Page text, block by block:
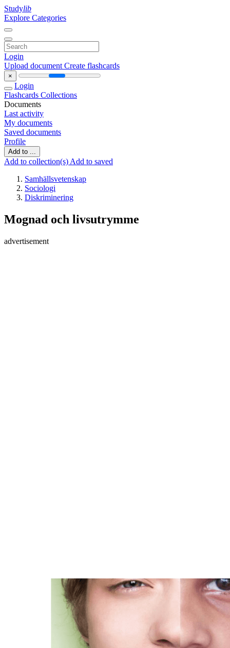
Studylib
Explore Categories
Login
Upload document Create flashcards
×
Login
Flashcards Collections
Documents
Last activity
My documents
Saved documents
Profile
Add to ...
Add to collection(s) Add to saved
Samhällsvetenskap
Sociologi
Diskriminering
Mognad och livsutrymme
advertisement